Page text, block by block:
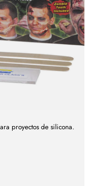
proyectos de silicona.